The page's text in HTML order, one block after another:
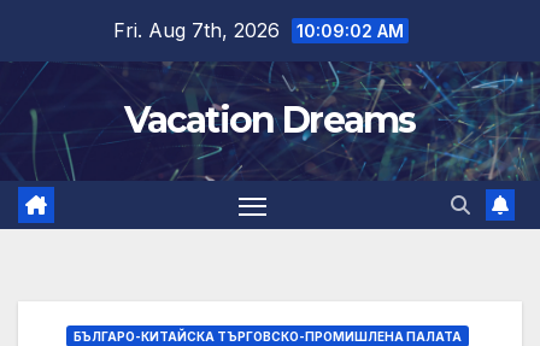
content
Fri. Aug 7th, 2026 10:09:03 AM
Vacation Dreams
БЪЛГАРО-КИТАЙСКА ТЪРГОВСКО-ПРОМИШЛЕНА ПАЛАТА